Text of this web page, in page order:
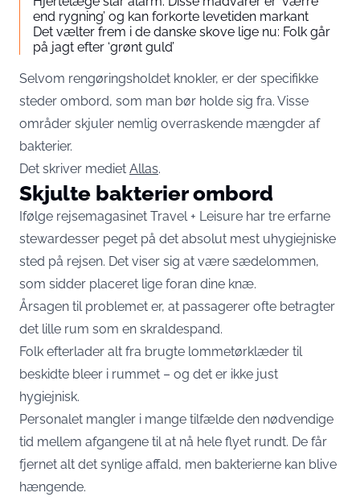
end rygning’ og kan forkorte levetiden markant
Det vælter frem i de danske skove lige nu: Folk går
på jagt efter ‘grønt guld’
Selvom rengøringsholdet knokler, er der specifikke
steder ombord, som man bør holde sig fra. Visse
områder skjuler nemlig overraskende mængder af
bakterier.
Det skriver mediet Allas.
Skjulte bakterier ombord
Ifølge rejsemagasinet Travel + Leisure har tre erfarne
stewardesser peget på det absolut mest uhygiejniske
sted på rejsen. Det viser sig at være sædelommen,
som sidder placeret lige foran dine knæ.
Årsagen til problemet er, at passagerer ofte betragter
det lille rum som en skraldespand.
Folk efterlader alt fra brugte lommetørklæder til
beskidte bleer i rummet – og det er ikke just
hygiejnisk.
Personalet mangler i mange tilfælde den nødvendige
tid mellem afgangene til at nå hele flyet rundt. De får
fjernet alt det synlige affald, men bakterierne kan blive
hængende.